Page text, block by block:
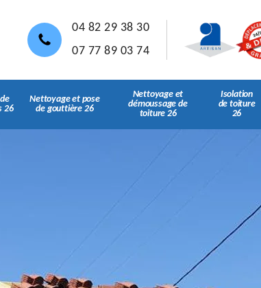
04 82 29 38 30
07 77 89 03 74
26
Nettoyage et pose
de gouttière 26
Nettoyage et
démoussage de
toiture 26
Isolation
de toiture
26